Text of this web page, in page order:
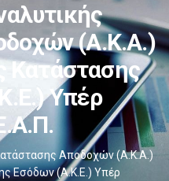
(Α.Κ.Α.)
Κατάστασης
Υπέρ
Αποδοχών (Α.Κ.Α.)
Εσόδων (Α.Κ.Ε.) Υπέρ